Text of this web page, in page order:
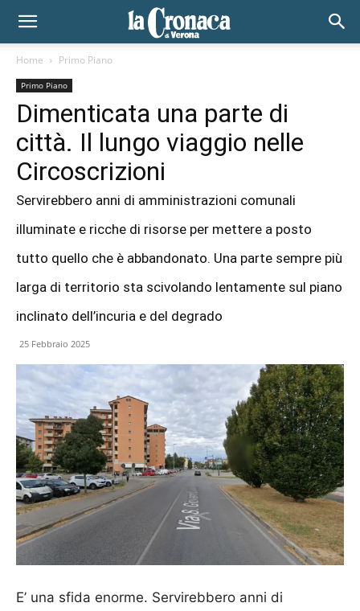
Home Primo Piano
Primo Piano
Dimenticata una parte di
città. Il lungo viaggio nelle
Circoscrizioni
Servirebbero anni di amministrazioni comunali
illuminate e ricche di risorse per mettere a posto
tutto quello che è abbandonato. Una parte sempre più
larga di territorio sta scivolando lentamente sul piano
inclinato dell’incuria e del degrado
25 Febbraio 2025
E’ una sfida enorme. Servirebbero anni di